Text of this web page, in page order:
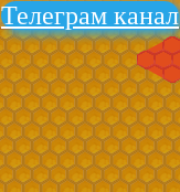
Телеграм канал